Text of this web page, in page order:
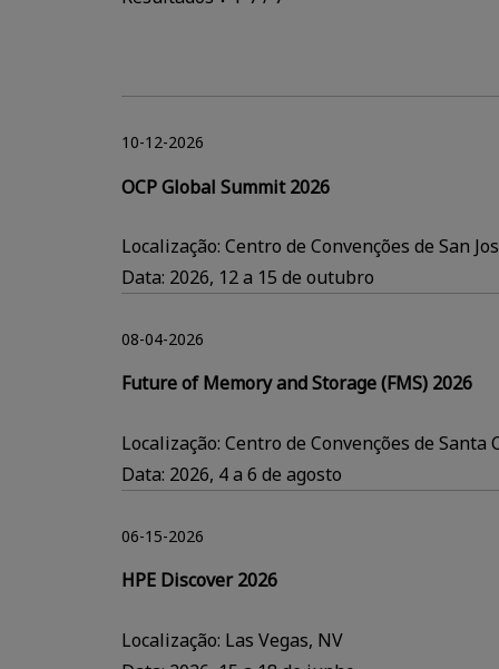
OCP Global Summit 2026
10-12-2026
Localização: Centro de Convenções de San
Data: 2026, 12 a 15 de outubro
Future of Memory and Storage (FMS) 2026
08-04-2026
Localização: Centro de Convenções de
Data: 2026, 4 a 6 de agosto
HPE Discover 2026
06-15-2026
Localização: Las Vegas, NV